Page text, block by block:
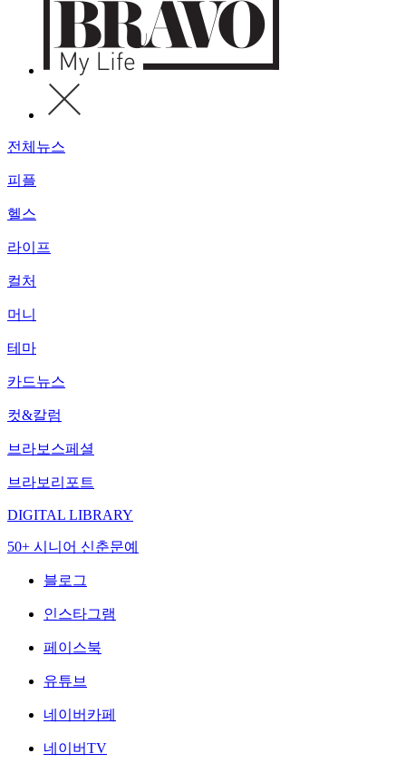
전체뉴스
피플
헬스
라이프
컬처
머니
테마
카드뉴스
컷&칼럼
브라보스페셜
브라보리포트
DIGITAL LIBRARY
50+ 시니어 신춘문예
블로그
인스타그램
페이스북
유튜브
네이버카페
네이버TV